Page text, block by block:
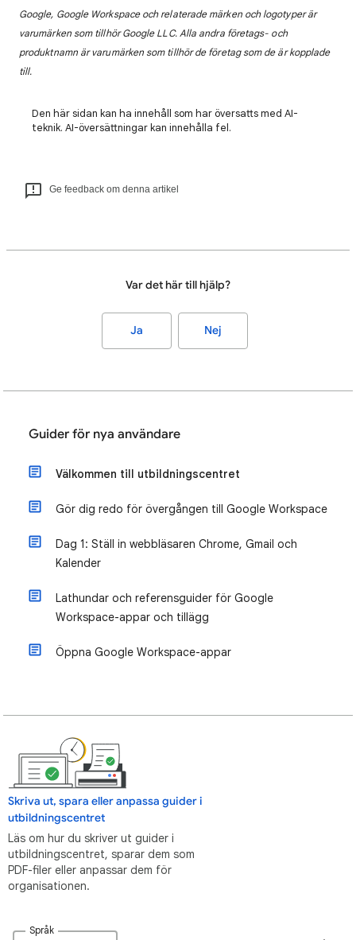
Google, Google Workspace och relaterade märken och logotyper är
varumärken som tillhör Google LLC. Alla andra företags- och
produktnamn är varumärken som tillhör de företag som de är kopplade
till.
Den här sidan kan ha innehåll som har översatts med AI-
teknik. AI-översättningar kan innehålla fel.
Ge feedback om denna artikel
Var det här till hjälp?
Ja Nej
Guider för nya användare
Välkommen till utbildningscentret
Gör dig redo för övergången till Google Workspace
Dag 1: Ställ in webbläsaren Chrome, Gmail och
Kalender
Lathundar och referensguider för Google
Workspace-appar och tillägg
Öppna Google Workspace-appar
Skriva ut, spara eller anpassa guider i
utbildningscentret
Läs om hur du skriver ut guider i
utbildningscentret, sparar dem som
PDF-filer eller anpassar dem för
organisationen.
Språk